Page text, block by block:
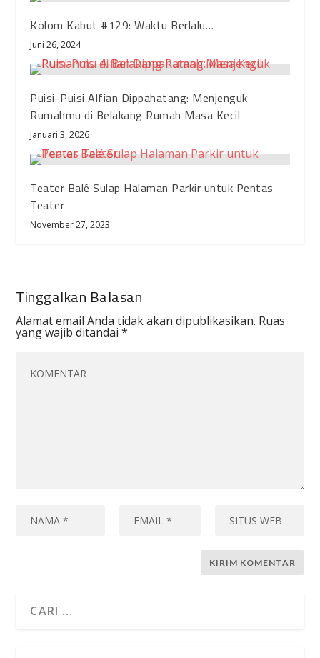
Kolom Kabut #129: Waktu Berlalu…
Juni 26, 2024
Puisi-Puisi Alfian Dippahatang: Menjenguk
Rumahmu di Belakang Rumah Masa Kecil
Januari 3, 2026
Teater Balé Sulap Halaman Parkir untuk Pentas
Teater
November 27, 2023
Tinggalkan Balasan
Alamat email Anda tidak akan dipublikasikan. Ruas
yang wajib ditandai*